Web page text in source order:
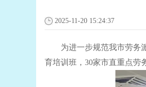
2025-11-20 15:24:37
为进一步规范我市劳务
育培训班，30家市直重点劳